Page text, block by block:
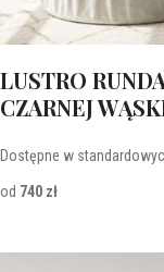
LUSTRO
CZARNEJ
Dostępne w
od 740 zł